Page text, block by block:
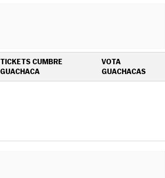
TICKETS CUMBRE
GUACHACAOPENS IN NEW WINDOW
VOTA
GUACHACAS